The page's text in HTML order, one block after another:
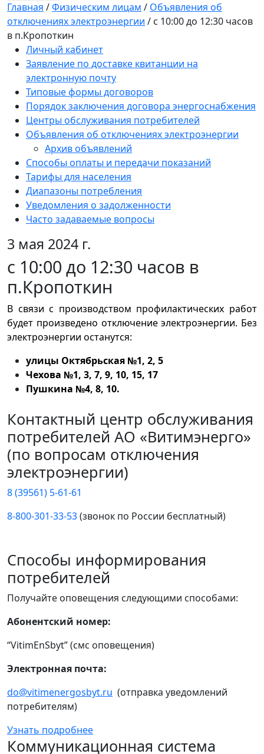
Главная /Физическим лицам / Объявления об
отключениях электроэнергии / с 10:00 до 12:30 часов
в п.Кропоткин
Личный кабинет
Заявление по доставке квитанции на
электронную почту
Типовые формы договоров
Порядок заключения договора энергоснабжения
Центры обслуживания потребителей
Объявления об отключениях электроэнергии
Архив объявлений
Способы оплаты и передачи показаний
Тарифы для населения
Диапазоны потребления
Уведомления о задолженности
Часто задаваемые вопросы
3 мая 2024 г.
с 10:00 до 12:30 часов в
п.Кропоткин
В связи с производством профилактических работ
будет произведено отключение электроэнергии. Без
электроэнергии останутся:
улицы Октябрьская №1, 2, 5
Чехова №1, 3, 7, 9, 10, 15, 17
Пушкина №4, 8, 10.
Контактный центр обслуживания
потребителей АО «Витимэнерго»
(по вопросам отключения
электроэнергии)
8 (39561) 5-61-61
8-800-301-33-53(звонок по России бесплатный)
Способы информирования
потребителей
Получайте оповещения следующими способами:
Абонентский номер:
“VitimEnSbyt” (смс оповещения)
Электронная почта:
do@vitimenergosbyt.ru (отправка уведомлений
потребителям)
Узнать подробнее
Коммуникационная система